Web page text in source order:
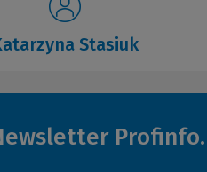
Stasiuk